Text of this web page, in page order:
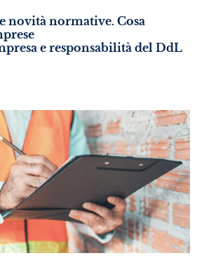
novità normative. Cosa
e responsabilità del DdL